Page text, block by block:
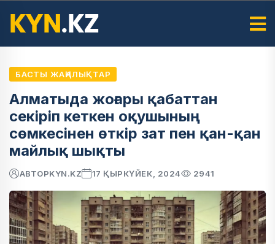
БАСТЫ ЖАҢАЛЫҚТАР
Алматыда жоғары қабаттан
секіріп кеткен оқушының
сөмкесінен өткір зат пен қан-қан
майлық шықты
АВТОРKYN.KZ 17 ҚЫРКҮЙЕК, 2024 2941